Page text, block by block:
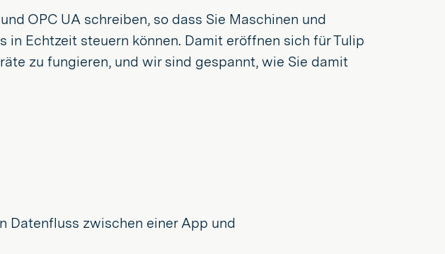
OPC UA schreiben, so dass Sie Maschinen und
in Echtzeit steuern können. Damit eröffnen sich für Tulip
zu fungieren, und wir sind gespannt, wie Sie damit